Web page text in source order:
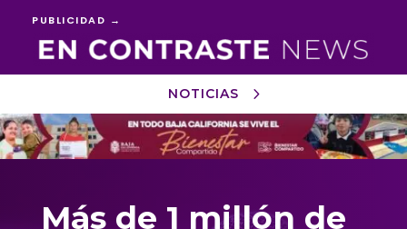
PUBLICIDAD →
NOTICIAS
Reproductor
de
vídeo
Más de 1 millón de